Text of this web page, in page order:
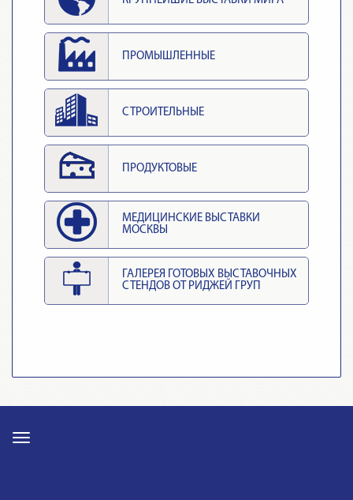
ПРОМЫШЛЕННЫЕ
СТРОИТЕЛЬНЫЕ
ПРОДУКТОВЫЕ
МЕДИЦИНСКИЕ ВЫСТАВКИ
МОСКВЫ
ГАЛЕРЕЯ ГОТОВЫХ ВЫСТАВОЧНЫХ
СТЕНДОВ ОТ РИДЖЕЙ ГРУП